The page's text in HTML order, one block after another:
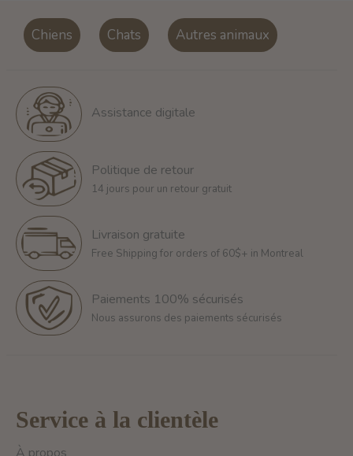
Chiens Chats Autres animaux
Assistance digitale
Politique de retour
14 jours pour un retour gratuit
Livraison gratuite
Free Shipping for orders of 60$+ in Montreal
Paiements 100% sécurisés
Nous assurons des paiements sécurisés
Service à la clientèle